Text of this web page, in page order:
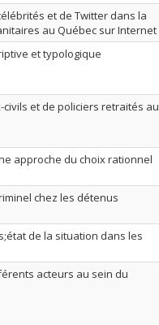
et de Twitter dans la
au Québec sur Internet
et typologique
et de policiers retraités au
approche du choix rationnel
chez les détenus
de la situation dans les
acteurs au sein du